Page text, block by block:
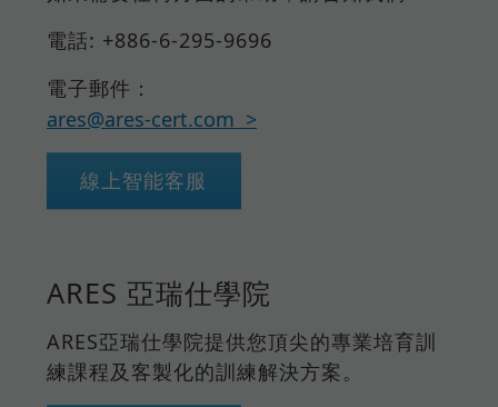
電話: +886-6-295-9696
電子郵件：
ares@ares-cert.com
線上智能客服
ARES 亞瑞仕學院
ARES亞瑞仕學院提供您頂尖的專業培育訓
練課程及客製化的訓練解決方案。